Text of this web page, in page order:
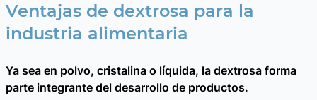
Ventajas de dextrosa para la
industria alimentaria
Ya sea en polvo, cristalina o líquida, la dextrosa forma
parte integrante del desarrollo de productos.